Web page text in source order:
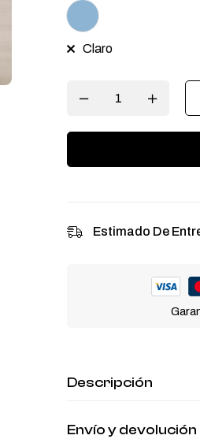
Claro
Estimado De
Descripción
Envío y devolución